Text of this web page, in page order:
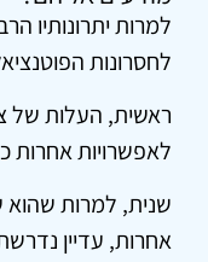
למרות יתרונותיו
לחסרונות
ראשית, העלות של
לאפשרויות אחרות
שנית, למרות שהוא
אחרות, עדיין